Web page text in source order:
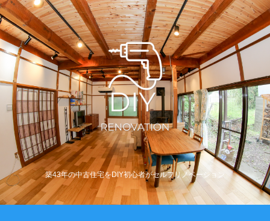
築43年の中古住宅をDIY初心者がセルフリノベーション